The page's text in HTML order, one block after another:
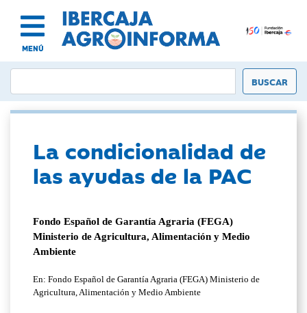
MENÚ
La condicionalidad de
las ayudas de la PAC
Fondo Español de Garantía Agraria (FEGA)
Ministerio de Agricultura, Alimentación y Medio
Ambiente
En: Fondo Español de Garantía Agraria (FEGA) Ministerio de
Agricultura, Alimentación y Medio Ambiente